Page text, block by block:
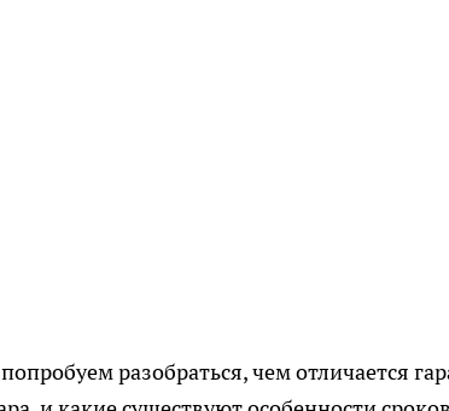
разобраться, чем отличается